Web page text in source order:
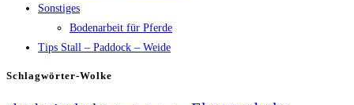
Sonstiges
Bodenarbeit für Pferde
Tips Stall – Paddock – Weide
Schlagwörter-Wolke